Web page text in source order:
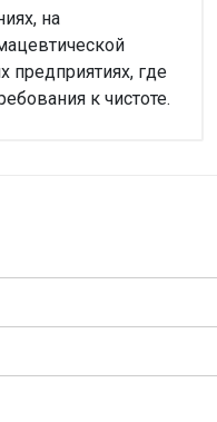
на
предприятиях, где
к чистоте.